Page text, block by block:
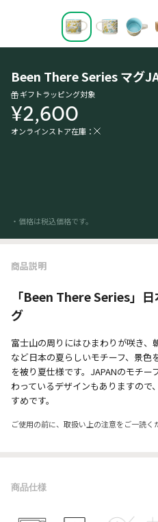
Been There Series マグ
ギフトラッピング対象
¥2,600
オンラインストア在庫：
・価格は税込価格です。
商品説明
「Been There Series」
グ
富士山の周りにはひまわりが咲き
など日本の夏らしいモチーフ、景
を被り夏仕様です。JAPANのモチ
わっているデザインもありますので
すめです。
ご使用の前に、取扱い上の注意をご一読く
商品仕様